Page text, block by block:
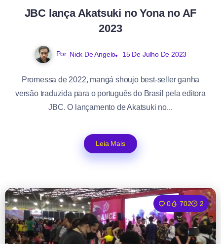
JBC lança Akatsuki no Yona no AF
2023
Por Nick De Angelo 15 De Julho De 2023
Promessa de 2022, mangá shoujo best-seller ganha
versão traduzida para o português do Brasil pela editora
JBC. O lançamento de Akatsuki no...
Leia Mais
0 702 2